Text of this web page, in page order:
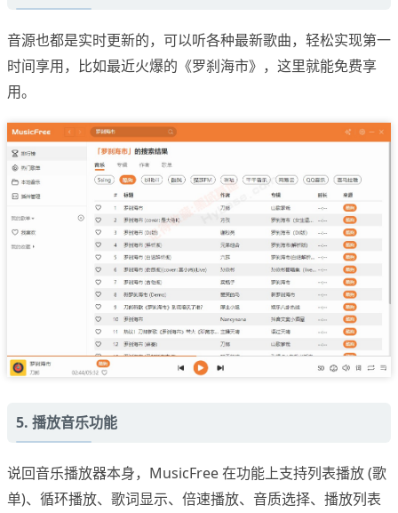
音源也都是实时更新的，可以听各种最新歌曲，轻松实现第一
时间享用，比如最近火爆的《罗刹海市》，这里就能免费享
用。
5. 播放音乐功能
说回音乐播放器本身，MusicFree 在功能上支持列表播放 (歌
单)、循环播放、歌词显示、倍速播放、音质选择、播放列表